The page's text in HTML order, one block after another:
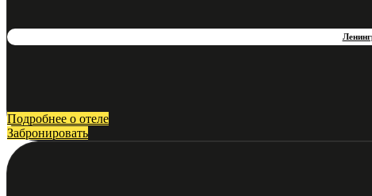
Подробнее о отеле
Забронировать